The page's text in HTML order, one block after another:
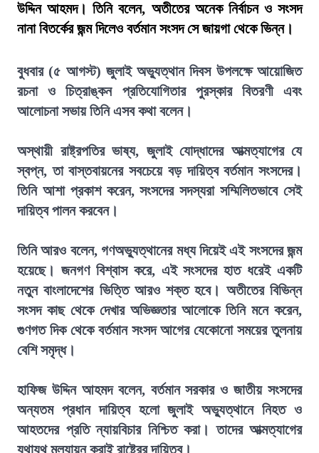
উদ্দিন আহমদ। তিনি বলেন, অতীতের অনেক নির্বাচন ও সংসদ
নানা বিতর্কের জন্ম দিলেও বর্তমান সংসদ সে জায়গা থেকে ভিন্ন।
বুধবার (৫ আগস্ট) জুলাই অভ্যুত্থান দিবস উপলক্ষে আয়োজিত
রচনা ও চিত্রাঙ্কন প্রতিযোগিতার পুরস্কার বিতরণী এবং
আলোচনা সভায় তিনি এসব কথা বলেন।
অস্থায়ী রাষ্ট্রপতির ভাষ্য, জুলাই যোদ্ধাদের আত্মত্যাগের যে
স্বপ্ন, তা বাস্তবায়নের সবচেয়ে বড় দায়িত্ব বর্তমান সংসদের।
তিনি আশা প্রকাশ করেন, সংসদের সদস্যরা সম্মিলিতভাবে সেই
দায়িত্ব পালন করবেন।
তিনি আরও বলেন, গণঅভ্যুত্থানের মধ্য দিয়েই এই সংসদের জন্ম
হয়েছে। জনগণ বিশ্বাস করে, এই সংসদের হাত ধরেই একটি
নতুন বাংলাদেশের ভিত্তি আরও শক্ত হবে। অতীতের বিভিন্ন
সংসদ কাছ থেকে দেখার অভিজ্ঞতার আলোকে তিনি মনে করেন,
গুণগত দিক থেকে বর্তমান সংসদ আগের যেকোনো সময়ের তুলনায়
বেশি সমৃদ্ধ।
হাফিজ উদ্দিন আহমদ বলেন, বর্তমান সরকার ও জাতীয় সংসদের
অন্যতম প্রধান দায়িত্ব হলো জুলাই অভ্যুত্থানে নিহত ও
আহতদের প্রতি ন্যায়বিচার নিশ্চিত করা। তাদের আত্মত্যাগের
যথাযথ মূল্যায়ন করাই রাষ্ট্রের দায়িত্ব।